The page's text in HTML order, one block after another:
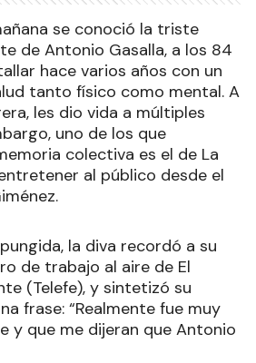
se conoció la triste
de Antonio Gasalla, a los 84
hace varios años con un
tanto físico como mental. A
les dio vida a múltiples
uno de los que
colectiva es el de La
al público desde el
la diva recordó a su
de trabajo al aire de El
(Telefe), y sintetizó su
frase: “Realmente fue muy
y que me dijeran que Antonio